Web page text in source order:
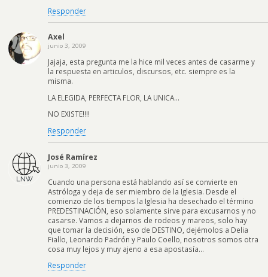
Responder
Axel
junio 3, 2009
Jajaja, esta pregunta me la hice mil veces antes de casarme y
la respuesta en articulos, discursos, etc. siempre es la
misma.
LA ELEGIDA, PERFECTA FLOR, LA UNICA…
NO EXISTE!!!!
Responder
José Ramírez
junio 3, 2009
Cuando una persona está hablando así se convierte en
Astróloga y deja de ser miembro de la Iglesia. Desde el
comienzo de los tiempos la Iglesia ha desechado el término
PREDESTINACIÓN, eso solamente sirve para excusarnos y no
casarse. Vamos a dejarnos de rodeos y mareos, solo hay
que tomar la decisión, eso de DESTINO, dejémolos a Delia
Fiallo, Leonardo Padrón y Paulo Coello, nosotros somos otra
cosa muy lejos y muy ajeno a esa apostasía…
Responder